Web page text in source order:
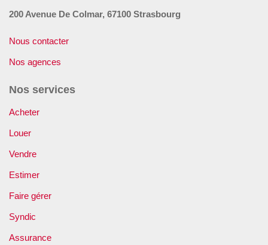
200 Avenue De Colmar, 67100 Strasbourg
Nous contacter
Nos agences
Nos services
Acheter
Louer
Vendre
Estimer
Faire gérer
Syndic
Assurance